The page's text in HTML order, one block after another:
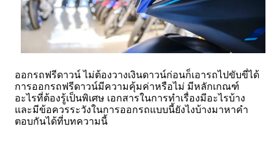
ออกรถฟรีดาวน์ ไม่ต้องวางเงินดาวน์ก่อนก็เอารถไปขับขี่ได้
การออกรถฟรีดาวน์มีความคุ้มค่าหรือไม่ มีหลักเกณฑ์
อะไรที่ต้องรู้เป็นพิเศษ เอกสารในการทำเรื่องมีอะไรบ้าง
และมีข้อควรระวังในการออกรถแบบนี้ยังไงบ้างมาหาคำ
ตอบกันได้ที่บทความนี้